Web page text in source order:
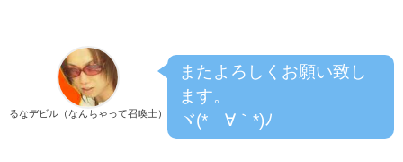
るなデビル（なんちゃって召喚士）
またよろしくお願い致し
ます。
ヾ(*´∀｀*)ﾉ